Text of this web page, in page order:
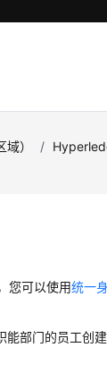
） /
您可以使用统一
部门的员工创